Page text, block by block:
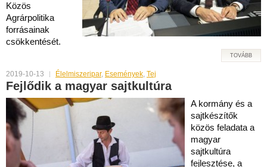
Közös
Agrárpolitika
forrásainak
csökkentését.
TOVÁBB
2019-10-13 Élelmiszeripar, Események, Tej
Fejlődik a magyar sajtkultúra
A kormány és a
sajtkészítők
közös feladata a
magyar
sajtkultúra
fejlesztése, a